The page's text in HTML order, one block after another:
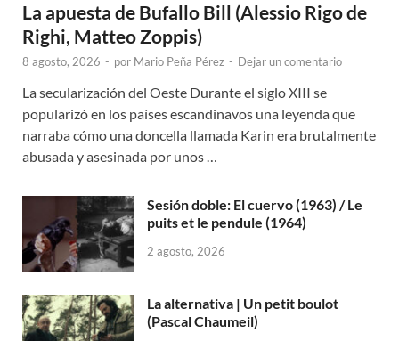
La apuesta de Bufallo Bill (Alessio Rigo de
Righi, Matteo Zoppis)
8 agosto, 2026 - por Mario Peña Pérez - Dejar un comentario
La secularización del Oeste Durante el siglo XIII se
popularizó en los países escandinavos una leyenda que
narraba cómo una doncella llamada Karin era brutalmente
abusada y asesinada por unos …
Sesión doble: El cuervo (1963) / Le
puits et le pendule (1964)
2 agosto, 2026
La alternativa | Un petit boulot
(Pascal Chaumeil)